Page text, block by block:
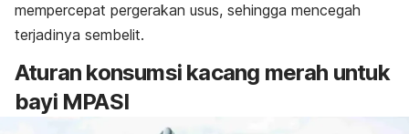
mempercepat pergerakan usus, sehingga mencegah
terjadinya sembelit.
Aturan konsumsi kacang merah untuk
bayi MPASI